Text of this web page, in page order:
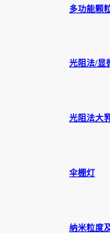
多功能颗
光阻法/显
光阻法大
伞棚灯
纳米粒度